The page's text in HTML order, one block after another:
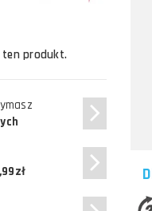
ten produkt.